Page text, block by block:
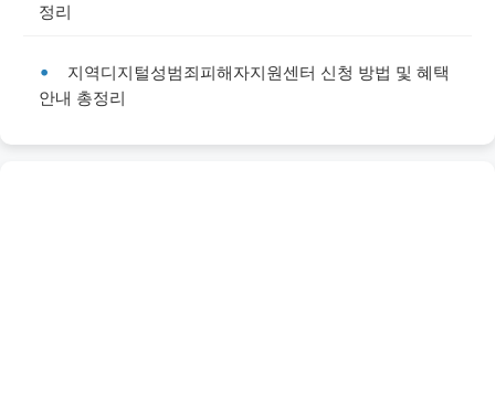
정리
지역디지털성범죄피해자지원센터 신청 방법 및 혜택
안내 총정리